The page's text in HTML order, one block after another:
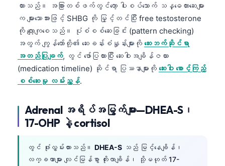
ထားသည်။ အခြားတစ်ဖက်တွင်တော့ ပါးစပ်သောက် သန္ဓေတားဆေးများ
က များသောအားဖြင့် SHBG ကို မြှင့်တင်ပြီး free testosterone
ကို လျော့ကျစေသည်။ ပုံစံစစ်ဆေးခြင်း (pattern checking)
အတွက် ကျွန်တော်တို့၏ ဆေးခန်းစံနှုန်းများကို ဆေးဘက်ဆိုင်ရာ
အတည်ပြုချက်, တွင် ဖော်ပြထားပြီး ဆေးဝါးအချိန်ဇယား
(medication timeline) ဆိုင်ရာ ပြဿနာများကို ဆေးဝါး စောင့်ကြည့်
စစ်ဆေးမှု လမ်းညွှန်.
Adrenal အရိပ်အမြွက်များ—DHEA-S၊
17-OHP နဲ့ cortisol
တွင် ဖုံးလွှမ်းထားသည်။ DHEA-S သည် မြင့်နေချိန်၊
လက္ခဏာများ လျင်မြန်စွာ တိုးလာချိန်၊ သို့မဟုတ် 17-
Shqip
বাংলা
اردو
मराठी
ગુજરાતી
ಕನ್ನಡ
മലയാളം
Bahasa Melayu